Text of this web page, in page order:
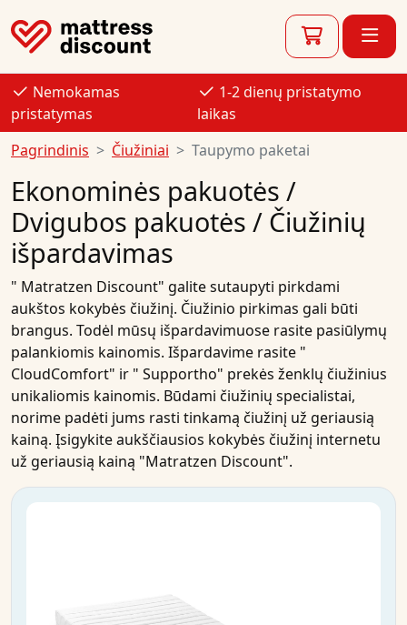
Nemokamas
pristatymas
1-2 dienų pristatymo
laikas
Pagrindinis
Čiužiniai Taupymo paketai
Ekonominės pakuotės /
Dvigubos pakuotės / Čiužinių
išpardavimas
" Matratzen Discount" galite sutaupyti pirkdami
aukštos kokybės čiužinį. Čiužinio pirkimas gali būti
brangus. Todėl mūsų išpardavimuose rasite pasiūlymų
palankiomis kainomis. Išpardavime rasite "
CloudComfort" ir " Supportho" prekės ženklų čiužinius
unikaliomis kainomis. Būdami čiužinių specialistai,
norime padėti jums rasti tinkamą čiužinį už geriausią
kainą. Įsigykiteaukščiausios kokybės čiužinį internetu
už geriausią kainą "Matratzen Discount".